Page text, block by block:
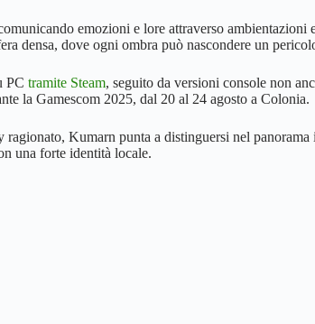
emozioni e lore attraverso ambientazioni
densa, dove ogni ombra può nascondere un
PC tramite Steam, seguito da versioni console non
la Gamescom 2025, dal 20 al 24 agosto a Colonia.
Kumarn punta a distinguersi nel
una forte identità locale.